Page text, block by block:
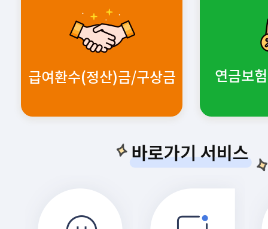
연금보
급여환수(정산)금/구상금